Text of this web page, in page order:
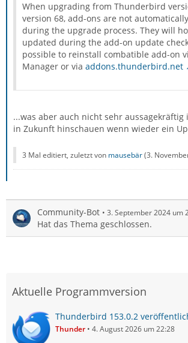
When upgrading from Thunderbird
version 68, add-ons are not
during the upgrade process. They will
updated during the add-on update
possible to reinstall combatible add-on
Manager or via addons.thunderbird.net
...was aber auch nicht sehr aussagekräftig
in Zukunft hinschauen wenn wieder ein
3 Mal editiert, zuletzt von mausebär(3.
Community-Bot 3. September 2024 um
Hat das Thema geschlossen.
Aktuelle Programmversion
Thunderbird 153.0.2
Thunder 4. August 2026 um 22:28